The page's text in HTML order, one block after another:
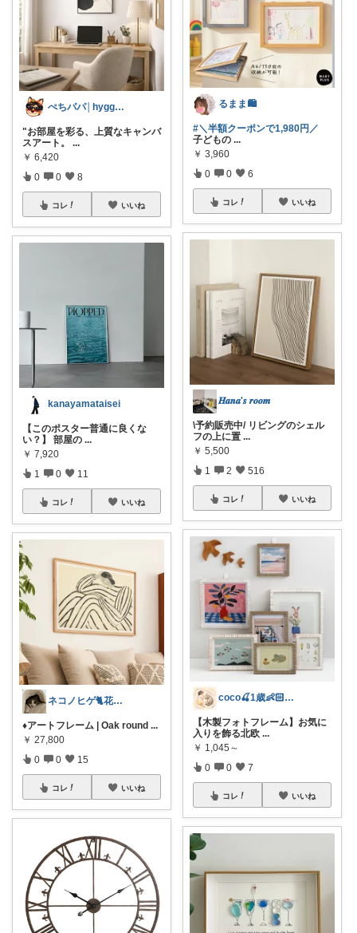
ぺちパパ│hyggeな心意気を大切に🌿
"お部屋を彩る、上質なキャンバ
スアート。 ...
￥ 6,420
0 0 8
コレ いいね
kanayamataisei
【このポスター普通に良くな
い？】 部屋の ...
￥ 7,920
1 0 11
コレ いいね
ネコノヒゲ🐈花好きオタクの庭🪴
♦アートフレーム | Oak round ...
￥ 27,800
0 0 15
コレ いいね
るまま🛍️
#＼半額クーポンで1,980円／
子どもの ...
￥ 3,960
0 0 6
コレ いいね
𝑯𝒂𝒏𝒂'𝒔 𝒓𝒐𝒐𝒎
\予約販売中/ リビングのシェル
フの上に置 ...
￥ 5,500
1 2 516
コレ いいね
coco🍒1歳👶🏻5歳🐈
【木製フォトフレーム】お気に
入りを飾る北欧 ...
￥ 1,045～
0 0 7
コレ いいね